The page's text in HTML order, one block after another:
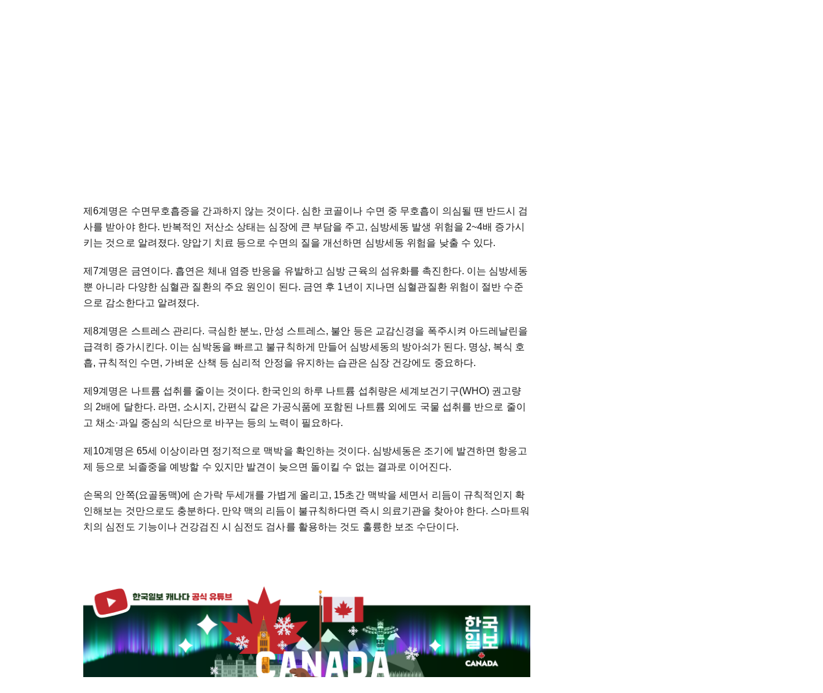
제6계명은 수면무호흡증을 간과하지 않는 것이다. 심한 코골이나 수면 중 무호흡이 의심될 땐 반드시 검
사를 받아야 한다. 반복적인 저산소 상태는 심장에 큰 부담을 주고, 심방세동 발생 위험을 2~4배 증가시
키는 것으로 알려졌다. 양압기 치료 등으로 수면의 질을 개선하면 심방세동 위험을 낮출 수 있다.
제7계명은 금연이다. 흡연은 체내 염증 반응을 유발하고 심방 근육의 섬유화를 촉진한다. 이는 심방세동
뿐 아니라 다양한 심혈관 질환의 주요 원인이 된다. 금연 후 1년이 지나면 심혈관질환 위험이 절반 수준
으로 감소한다고 알려졌다.
제8계명은 스트레스 관리다. 극심한 분노, 만성 스트레스, 불안 등은 교감신경을 폭주시켜 아드레날린을
급격히 증가시킨다. 이는 심박동을 빠르고 불규칙하게 만들어 심방세동의 방아쇠가 된다. 명상, 복식 호
흡, 규칙적인 수면, 가벼운 산책 등 심리적 안정을 유지하는 습관은 심장 건강에도 중요하다.
제9계명은 나트륨 섭취를 줄이는 것이다. 한국인의 하루 나트륨 섭취량은 세계보건기구(WHO) 권고량
의 2배에 달한다. 라면, 소시지, 간편식 같은 가공식품에 포함된 나트륨 외에도 국물 섭취를 반으로 줄이
고 채소·과일 중심의 식단으로 바꾸는 등의 노력이 필요하다.
제10계명은 65세 이상이라면 정기적으로 맥박을 확인하는 것이다. 심방세동은 조기에 발견하면 항응고
제 등으로 뇌졸중을 예방할 수 있지만 발견이 늦으면 돌이킬 수 없는 결과로 이어진다.
손목의 안쪽(요골동맥)에 손가락 두세개를 가볍게 올리고, 15초간 맥박을 세면서 리듬이 규칙적인지 확
인해보는 것만으로도 충분하다. 만약 맥의 리듬이 불규칙하다면 즉시 의료기관을 찾아야 한다. 스마트워
치의 심전도 기능이나 건강검진 시 심전도 검사를 활용하는 것도 훌륭한 보조 수단이다.